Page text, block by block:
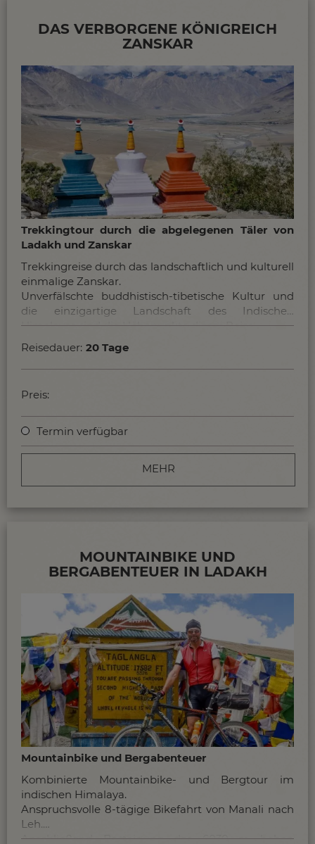
DAS VERBORGENE KÖNIGREICH
ZANSKAR
Trekkingtour durch die abgelegenen Täler von
Ladakh und Zanskar
Trekkingreise durch das landschaftlich und kulturell
einmalige Zanskar.
Unverfälschte buddhistisch-tibetische Kultur und
die einzigartige Landschaft des Indischen
Himalayas sind die Höhepunkte dieser Reise.
Reisedauer: 20 Tage
Preis:
Termin verfügbar
MEHR
MOUNTAINBIKE UND
BERGABENTEUER IN LADAKH
Mountainbike und Bergabenteuer
Kombinierte Mountainbike- und Bergtour im
indischen Himalaya.
Anspruchsvolle 8-tägige Bikefahrt von Manali nach
Leh.
Anschließend Besteigung des 6030 m hohen